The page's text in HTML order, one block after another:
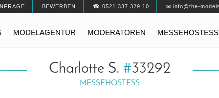
BEWERBEN ☎ 0521 337 329 10 ✉ info@the-
MODELAGENTUR MODERATOREN
Charlotte S. #33292
MESSEHOSTESS